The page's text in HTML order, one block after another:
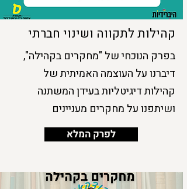
קהילות לתקווה ושינוי חברתי
בפרק הנוכחי של "מחקרים בקהילה",
דיברנו על העוצמה האמיתית של
קהילות דיגיטליות בעידן המשתנה
ושיתפנו על מחקרים מעניינים
לפרק המלא